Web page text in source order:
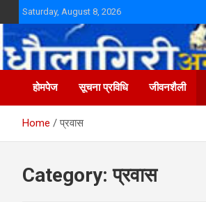
to
content
Saturday, August 8, 2026
होमपेज सूचना प्रविधि जीवनशैली
Home प्रवास
Category:प्रवास